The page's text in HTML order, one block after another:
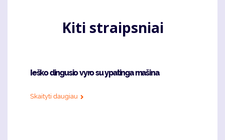
Kiti straipsniai
Ieško dingusio vyro su ypatinga mašina
Skaityti daugiau